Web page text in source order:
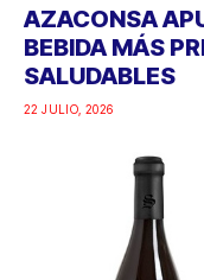
AZACONSA
BEBIDA MÁS
SALUDABLES
22 JULIO, 2026